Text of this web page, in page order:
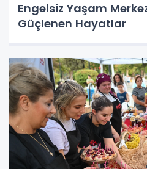
Engelsiz Yaşam
Güçlenen Hayatlar